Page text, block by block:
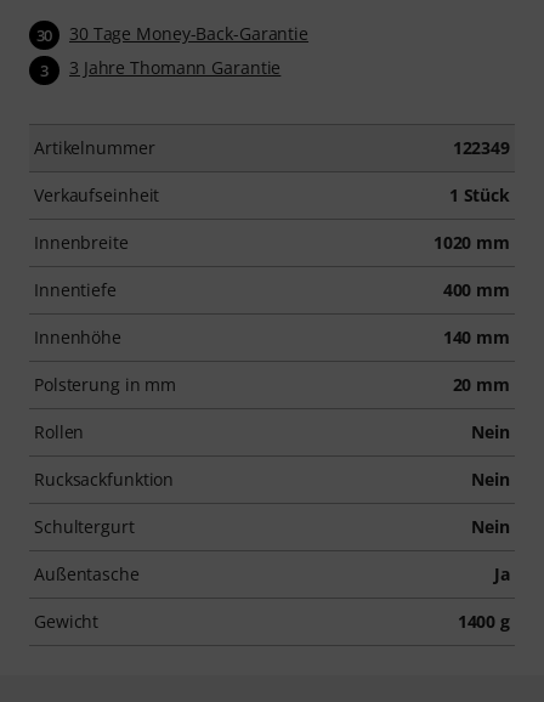
30 30 Tage Money-Back-Garantie
3 3 Jahre Thomann Garantie
Artikelnummer 122349
Verkaufseinheit 1 Stück
Innenbreite 1020 mm
Innentiefe 400 mm
Innenhöhe 140 mm
Polsterung in mm 20 mm
Rollen Nein
Rucksackfunktion Nein
Schultergurt Nein
Außentasche Ja
Gewicht 1400 g